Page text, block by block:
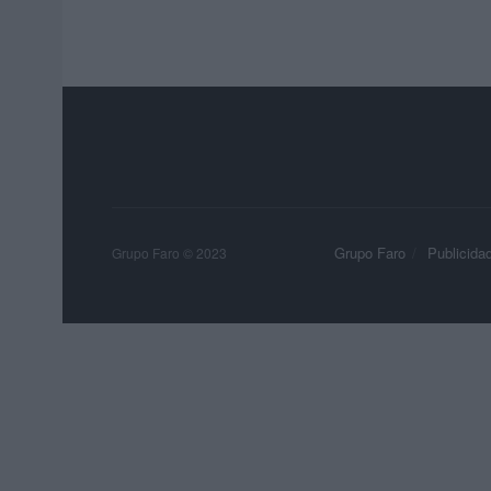
Grupo Faro Publicidad
Grupo Faro © 2023